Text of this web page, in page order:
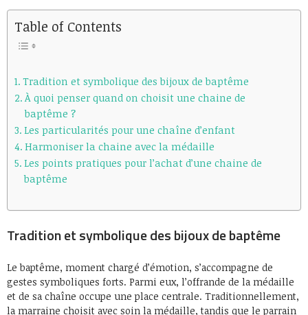
Table of Contents
Tradition et symbolique des bijoux de baptême
À quoi penser quand on choisit une chaine de
baptême ?
Les particularités pour une chaîne d’enfant
Harmoniser la chaine avec la médaille
Les points pratiques pour l’achat d’une chaine de
baptême
Tradition et symbolique des bijoux de baptême
Le baptême, moment chargé d’émotion, s’accompagne de
gestes symboliques forts. Parmi eux, l’offrande de la médaille
et de sa chaîne occupe une place centrale. Traditionnellement,
la marraine choisit avec soin la médaille, tandis que le parrain